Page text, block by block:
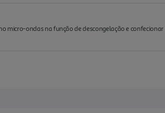
micro-ondas na função de descongelação e